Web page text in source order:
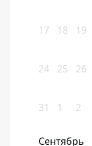
17 18 19
24 25 26
31 1 2
Сентябрь